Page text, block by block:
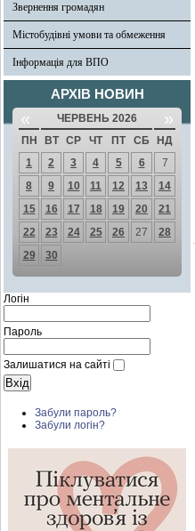
Звернення громадян
Містобудівні умови та обмеження
Інформація для ВПО
АРХІВ НОВИН
« ЧЕРВЕНЬ 2026 »
ПН ВТ СР ЧТ ПТ СБ
НД
1
2 3 4 5 6
7
8
9 10 11 12 13
14
15
16 17 18 19 20
21
22
23 24 25 26 27
28
29
30
Логін
Пароль
Залишатися на сайті
Забули пароль?
Забули логін?